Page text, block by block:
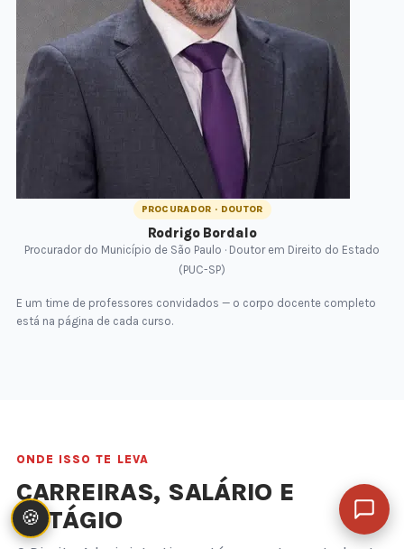
PROCURADOR · DOUTOR
Rodrigo Bordalo
Procurador do Município de São Paulo · Doutor em Direito do Estado
(PUC-SP)
E um time de professores convidados — o corpo docente completo
está na página de cada curso.
ONDE ISSO TE LEVA
CARREIRAS, SALÁRIO E
ESTÁGIO
🍪